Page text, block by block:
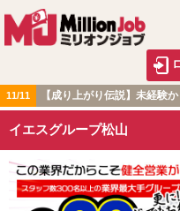
11/11 【成り上がり伝説】未経験からスピード
イエスグループ松山